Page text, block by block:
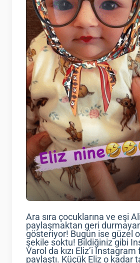
Ara sıra çocuklarına ve eşi
paylaşmaktan geri
gösteriyor! Bugün ise güzel
şekile soktu! Bildiğiniz gibi
Varol da kızı Eliz’i
paylaştı. Küçük Eliz o kadar